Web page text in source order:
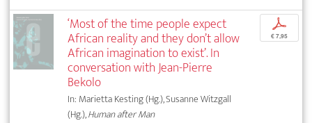
‘Most of the time people expect
African reality and they don’t allow
African imagination to exist’. In
conversation with Jean-Pierre
Bekolo
In: Marietta Kesting (Hg.), Susanne Witzgall
(Hg.),Human after Man
p
€ 7,95